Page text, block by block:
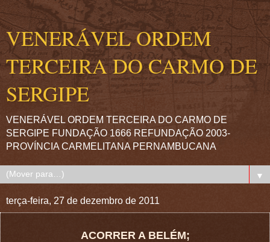
VENERÁVEL ORDEM
TERCEIRA DO CARMO DE
SERGIPE
VENERÁVEL ORDEM TERCEIRA DO CARMO DE
SERGIPE FUNDAÇÃO 1666 REFUNDAÇÃO 2003-
PROVÍNCIA CARMELITANA PERNAMBUCANA
▼
terça-feira, 27 de dezembro de 2011
ACORRER A BELÉM;